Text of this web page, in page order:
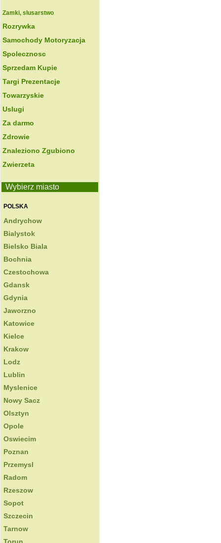
Zamki, slusarstwo
Rozrywka
Samochody Motoryzacja
Spolecznosc
Sprzedam Kupie
Targi Prezentacje
Towarzyskie
Uslugi
Za darmo
Zdrowie
Znaleziono Zgubiono
Zwierzeta
Wybierz miasto
POLSKA
Andrychow
Bialystok
Bielsko Biala
Bochnia
Czestochowa
Gdansk
Gdynia
Jaworzno
Katowice
Kielce
Krakow
Lodz
Lublin
Myslenice
Nowy Sacz
Olsztyn
Opole
Oswiecim
Poznan
Przemysl
Radom
Rzeszow
Sopot
Szczecin
Tarnow